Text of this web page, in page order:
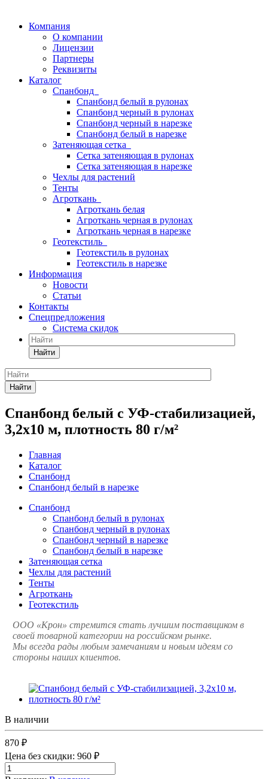
Компания
О компании
Лицензии
Партнеры
Реквизиты
Каталог
Спанбонд
Спанбонд белый в рулонах
Спанбонд черный в рулонах
Спанбонд черный в нарезке
Спанбонд белый в нарезке
Затеняющая сетка
Сетка затеняющая в рулонах
Сетка затеняющая в нарезке
Чехлы для растений
Тенты
Агроткань
Агроткань белая
Агроткань черная в рулонах
Агроткань черная в нарезке
Геотекстиль
Геотекстиль в рулонах
Геотекстиль в нарезке
Информация
Новости
Статьи
Контакты
Спецпредложения
Система скидок
Найти
Найти
Спанбонд белый с УФ-стабилизацией,
3,2x10 м, плотность 80 г/м²
Главная
Каталог
Спанбонд
Спанбонд белый в нарезке
Спанбонд
Спанбонд белый в рулонах
Спанбонд черный в рулонах
Спанбонд черный в нарезке
Спанбонд белый в нарезке
Затеняющая сетка
Чехлы для растений
Тенты
Агроткань
Геотекстиль
ООО «Крон» стремится стать лучшим поставщиком в
своей товарной категории на российском рынке.
Мы всегда рады любым замечаниям и новым идеям со
стороны наших клиентов.
В наличии
870 ₽
Цена без скидки: 960 ₽